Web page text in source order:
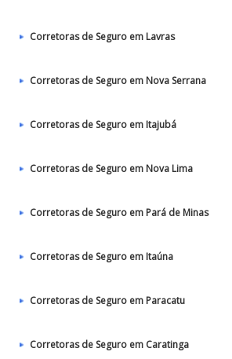
Corretoras de Seguro em Lavras
Corretoras de Seguro em Nova Serrana
Corretoras de Seguro em Itajubá
Corretoras de Seguro em Nova Lima
Corretoras de Seguro em Pará de Minas
Corretoras de Seguro em Itaúna
Corretoras de Seguro em Paracatu
Corretoras de Seguro em Caratinga